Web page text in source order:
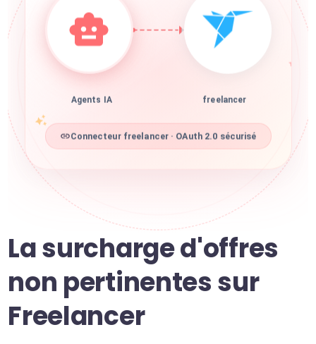
Agents IA freelancer
Connecteur freelancer · OAuth 2.0 sécurisé
La surcharge d'offres
non pertinentes sur
Freelancer